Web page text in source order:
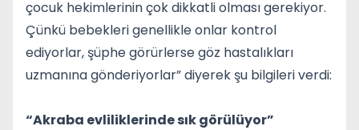
çocuk hekimlerinin çok dikkatli olması gerekiyor.
Çünkü bebekleri genellikle onlar kontrol
ediyorlar, şüphe görürlerse göz hastalıkları
uzmanına gönderiyorlar” diyerek şu bilgileri verdi:
“Akraba evliliklerinde sık görülüyor”